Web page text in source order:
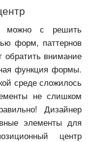
можно с решить
форм, паттернов
обратить внимание
функция формы.
среде сложилось
не слишком
Дизайнер
элементы для
центр